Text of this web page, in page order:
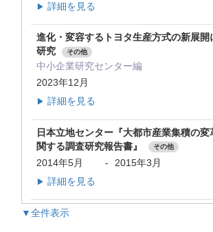
▶ 詳細を見る
進化・変容するトヨタ生産方式の新展開
研究
その他
中小企業研究センター編
2023年12月
▶ 詳細を見る
日本立地センター『大都市産業集積の変
関する調査研究報告書』
その他
2014年5月 - 2015年3月
▶ 詳細を見る
▼全件表示